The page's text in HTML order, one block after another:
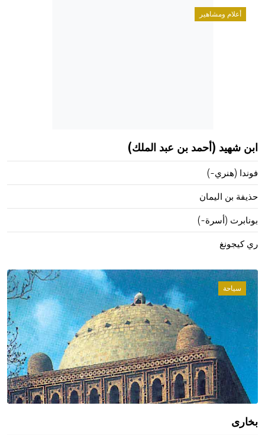
هيئة الموسوعة العربية تطلق موسوعات جديدة في عام 2026
أعلام ومشاهير
ابن شهيد (أحمد بن عبد الملك)
فوندا (هنري-)
حذيفة بن اليمان
بونابرت (أسرة-)
ري كيجونغ
سياحة
بخارى